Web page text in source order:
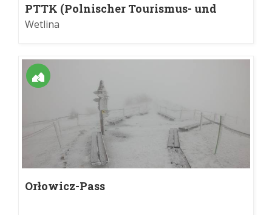
PTTK (Polnischer Tourismus- und
Landschaftsverband)-Herberge in
Jaworzec
Wetlina
Orłowicz-Pass